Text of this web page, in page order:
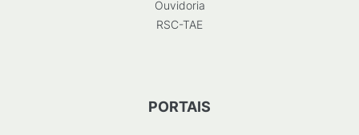
Ouvidoria
RSC-TAE
PORTAIS